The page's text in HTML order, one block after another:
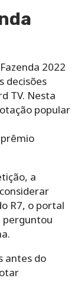
2022
decisões
TV. Nesta
popular
a
R7, o portal
perguntou
antes do